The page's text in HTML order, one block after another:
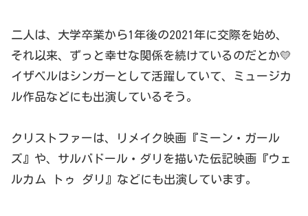
二人は、大学卒業から1年後の2021年に交際を始め、
それ以来、ずっと幸せな関係を続けているのだとか💛
イザベルはシンガーとして活躍していて、ミュージカ
ル作品などにも出演しているそう。
クリストファーは、リメイク映画『ミーン・ガール
ズ』や、サルバドール・ダリを描いた伝記映画『ウェ
ルカム トゥ ダリ』などにも出演しています。